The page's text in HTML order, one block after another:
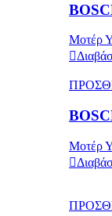
Μοτέρ
Μοτέρ